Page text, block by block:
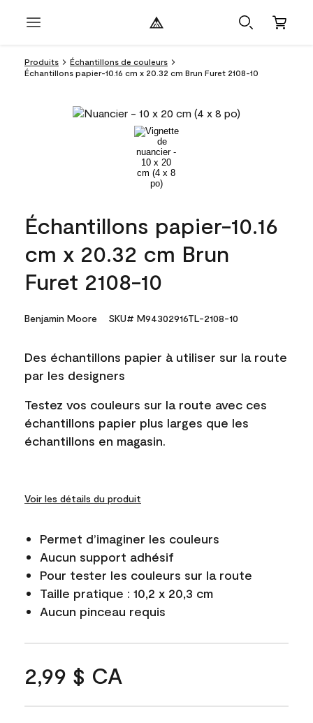
Produits
Échantillons de couleurs
Échantillons papier-10.16 cm x 20.32 cm Brun Furet 2108-10
Échantillons papier-10.16
cm x 20.32 cm Brun
Furet 2108-10
Benjamin Moore SKU# M94302916TL-2108-10
Des échantillons papier à utiliser sur la route
par les designers
Testez vos couleurs sur la route avec ces
échantillons papier plus larges que les
échantillons en magasin.
Voir les détails du produit
Permet d’imaginer les couleurs
Aucun support adhésif
Pour tester les couleurs sur la route
Taille pratique : 10,2 x 20,3 cm
Aucun pinceau requis
2,99 $ CA